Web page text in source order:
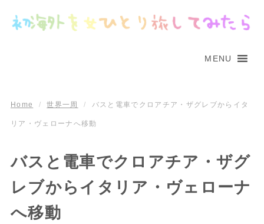
MENU
Home / 世界一周 / バスと電車でクロアチア・ザグレブからイタ
リア・ヴェローナへ移動
バスと電車でクロアチア・ザグ
レブからイタリア・ヴェローナ
へ移動